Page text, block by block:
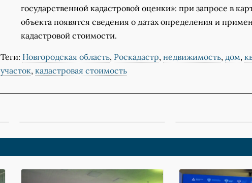
государственной кадастровой оценки»: при запросе в
объекта появятся сведения о датах определения и
кадастровой стоимости.
Теги: Новгородская область, Роскадастр, недвижимость, дом,
участок, кадастровая стоимость